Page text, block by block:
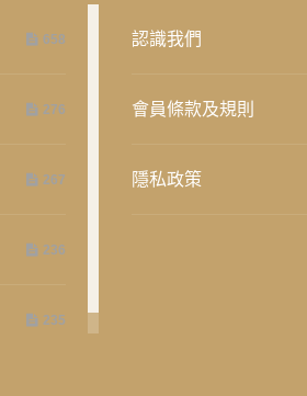
658
276
267
236
235
認識我們
會員條款及規則
隱私政策